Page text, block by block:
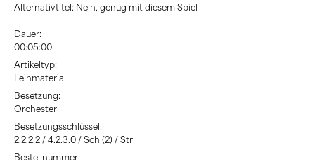
Alternativtitel: Nein, genug mit diesem Spiel
Dauer:
00:05:00
Artikeltyp:
Leihmaterial
Besetzung:
Orchester
Besetzungsschlüssel:
2.2.2.2 / 4.2.3.0 / Schl(2) / Str
Bestellnummer: